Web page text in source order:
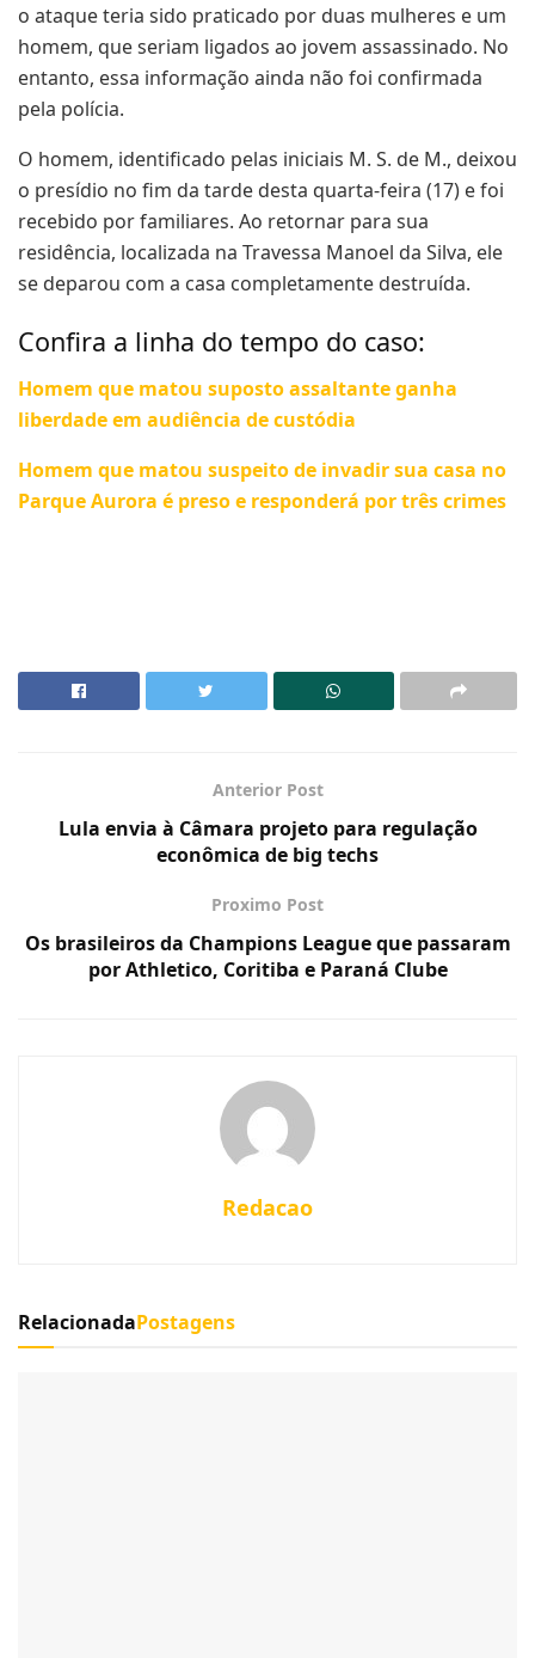
o ataque teria sido praticado por duas mulheres e um
homem, que seriam ligados ao jovem assassinado. No
entanto, essa informação ainda não foi confirmada
pela polícia.
O homem, identificado pelas iniciais M. S. de M., deixou
o presídio no fim da tarde desta quarta-feira (17) e foi
recebido por familiares. Ao retornar para sua
residência, localizada na Travessa Manoel da Silva, ele
se deparou com a casa completamente destruída.
Confira a linha do tempo do caso:
Homem que matou suposto assaltante ganha
liberdade em audiência de custódia
Homem que matou suspeito de invadir sua casa no
Parque Aurora é preso e responderá por três crimes
Anterior Post
Lula envia à Câmara projeto para regulação
econômica de big techs
Proximo Post
Os brasileiros da Champions League que passaram
por Athletico, Coritiba e Paraná Clube
Redacao
RelacionadaPostagens